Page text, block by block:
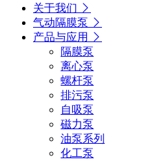
关于我们
气动隔膜泵
产品与应用
隔膜泵
离心泵
螺杆泵
排污泵
自吸泵
磁力泵
油泵系列
化工泵